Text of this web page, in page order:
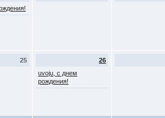
25
26
uvoju, с днем
рождения!